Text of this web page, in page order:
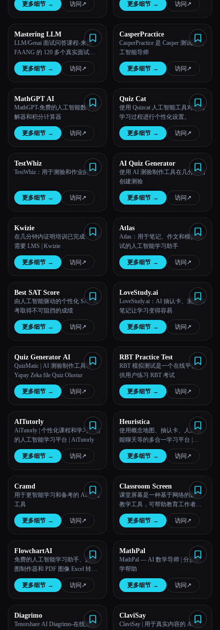
更多细节 → 访问 ↗︎ 更多细节 → 访问 ↗︎
Mastering LLM
LLM/Genai 面试问答课程-来自
FAANG 的 120 多个真实面试问
题和 120 多个评估问题 + 认证 +
实时案例研究
更多细节 → 访问 ↗︎
CasperPractice
CasperPractice 是 Casper 测试的人
工智能导师
更多细节 → 访问 ↗︎
MathGPT AI
MathGPT-免费的人工智能数学求
解器和积分计算器
更多细节 → 访问 ↗︎
Quiz Cat
使用 Quizcat 人工智能工具对您的
学习过程进行个性化设置。
更多细节 → 访问 ↗︎
TestWhiz
TestWhiz：用于测验和作业的 AI
更多细节 → 访问 ↗︎
AI Quiz Generator
使用 AI 测验制作工具在几分钟内
创建测验
更多细节 → 访问 ↗︎
Kwizie
在几分钟内证明培训已完成 — 不
需要 LMS | Kwizie
更多细节 → 访问 ↗︎
Atlas
Atlas：用于笔记、作文和模拟测
试的人工智能学习助手
更多细节 → 访问 ↗︎
Best SAT Score
由人工智能驱动的个性化 SAT 备
考取得不可阻挡的成绩
更多细节 → 访问 ↗︎
LoveStudy.ai
LoveStudy.ai：AI 抽认卡、测验和
笔记让学习变得容易
更多细节 → 访问 ↗︎
Quiz Generator AI
QuizMatic | AI 测验制作工具和
Yapay Zeka file Quiz Olustur
更多细节 → 访问 ↗︎
RBT Practice Test
RBT 模拟测试是一个在线平台，
供用户练习 RBT 考试
更多细节 → 访问 ↗︎
AITutorly
AiTutorly | 个性化课程和学习计划
的人工智能学习平台 | AiTutorly
更多细节 → 访问 ↗︎
Heuristica
使用概念地图、抽认卡、人工智
能聊天等的多合一学习平台 |
Heuristica
更多细节 → 访问 ↗︎
Cramd
用于更智能学习和备考的 AI 学习
工具
更多细节 → 访问 ↗︎
Classroom Screen
课堂屏幕是一种基于网络的数字
教学工具，可帮助教育工作者直
观地管理课程。
更多细节 → 访问 ↗︎
FlowchartAI
免费的人工智能学习助手、流程
图制作器和 PDF 图像 Excel 转换
器 | FlowChartAI
更多细节 → 访问 ↗︎
MathPal
MathPal — AI 数学导师 | 分步数
学帮助
更多细节 → 访问 ↗︎
Diagrimo
Tenorshare AI Diagrimo-在线免费
ClaviSay
ClaviSay | 用于真实内容的 AI 语